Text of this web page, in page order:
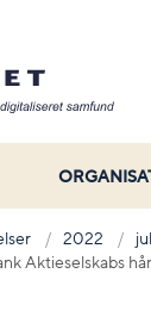
2022
jul
Aktieselskabs